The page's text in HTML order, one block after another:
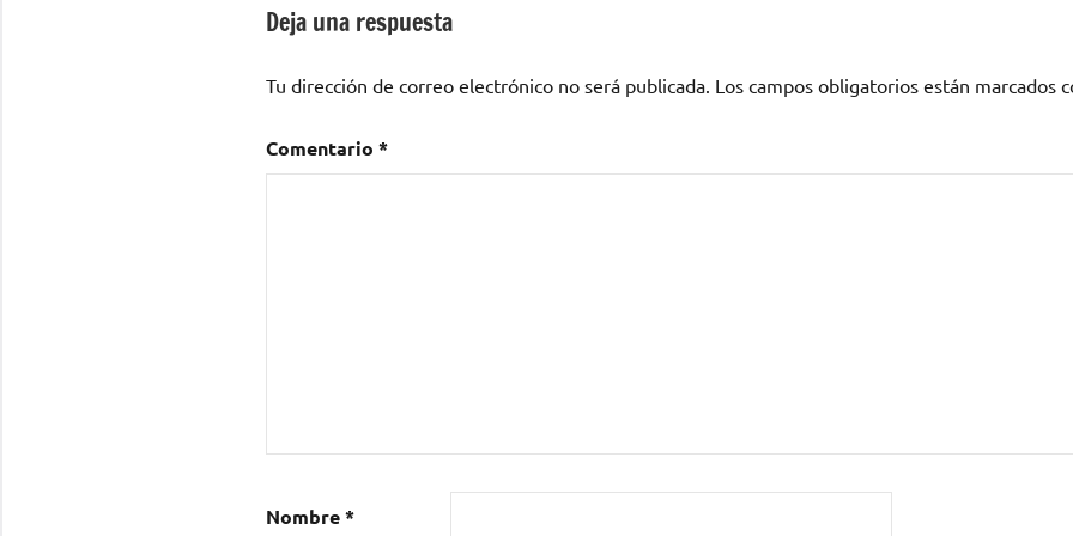
Deja una respuesta
Tu dirección de correo electrónico no será publicada. Los campos obligatorios están marcados
Comentario *
Nombre*